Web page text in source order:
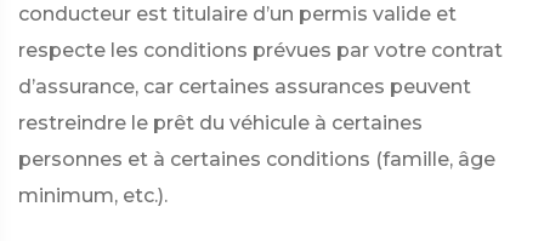
conducteur est titulaire d’un permis valide et
respecte les conditions prévues par votre contrat
d’assurance, car certaines assurances peuvent
restreindre le prêt du véhicule à certaines
personnes et à certaines conditions (famille, âge
minimum, etc.).